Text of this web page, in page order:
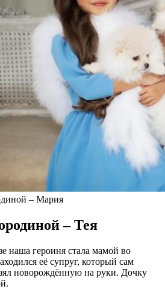
– Мария
– Тея
наша героиня стала мамой во
её супруг, который сам
новорождённую на руки. Дочку